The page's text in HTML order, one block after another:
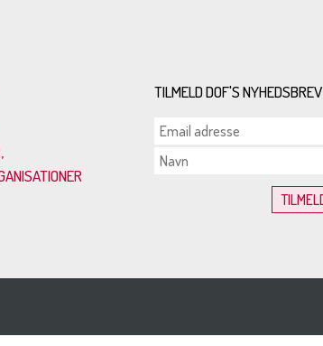
TILMELD DOF'S NYHEDSBREV